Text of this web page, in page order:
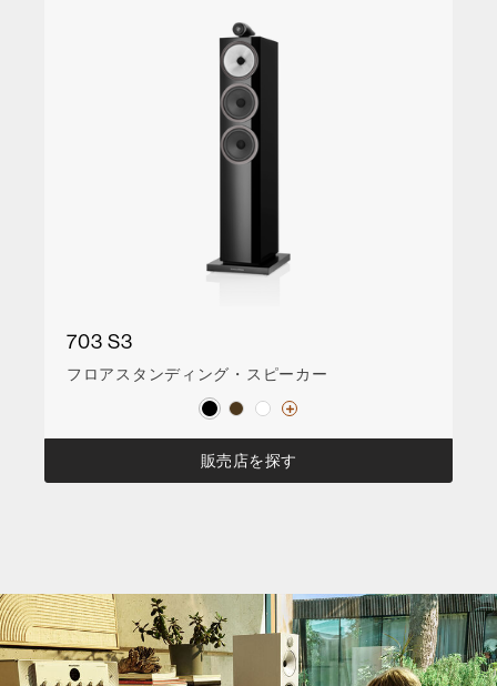
703 S3
フロアスタンディング・スピーカー
販売店を探す